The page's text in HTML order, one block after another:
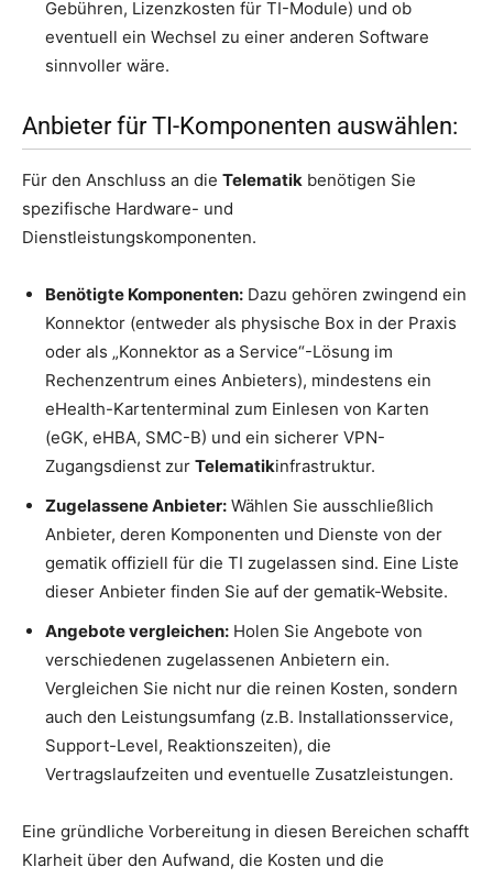
Gebühren, Lizenzkosten für TI-Module) und ob
eventuell ein Wechsel zu einer anderen Software
sinnvoller wäre.
Anbieter für TI-Komponenten auswählen:
Für den Anschluss an die Telematik benötigen Sie
spezifische Hardware- und
Dienstleistungskomponenten.
Benötigte Komponenten: Dazu gehören zwingend ein
Konnektor (entweder als physische Box in der Praxis
oder als „Konnektor as a Service“-Lösung im
Rechenzentrum eines Anbieters), mindestens ein
eHealth-Kartenterminal zum Einlesen von Karten
(eGK, eHBA, SMC-B) und ein sicherer VPN-
Zugangsdienst zur Telematikinfrastruktur.
Zugelassene Anbieter: Wählen Sie ausschließlich
Anbieter, deren Komponenten und Dienste von der
gematik offiziell für die TI zugelassen sind. Eine Liste
dieser Anbieter finden Sie auf der gematik-Website.
Angebote vergleichen: Holen Sie Angebote von
verschiedenen zugelassenen Anbietern ein.
Vergleichen Sie nicht nur die reinen Kosten, sondern
auch den Leistungsumfang (z.B. Installationsservice,
Support-Level, Reaktionszeiten), die
Vertragslaufzeiten und eventuelle Zusatzleistungen.
Eine gründliche Vorbereitung in diesen Bereichen schafft
Klarheit über den Aufwand, die Kosten und die